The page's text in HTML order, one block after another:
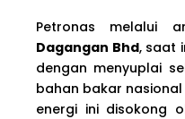
Petronas melalui
Dagangan Bhd, saat
dengan menyuplai
bahan bakar nasional
energi ini disokong